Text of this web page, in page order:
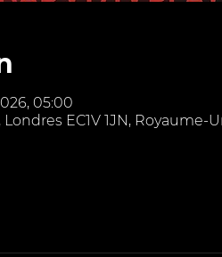
05:00
EC1V 1JN, Royaume-